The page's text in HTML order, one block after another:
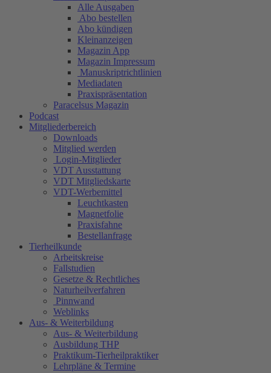
Alle Ausgaben
Abo bestellen
Abo kündigen
Kleinanzeigen
Magazin App
Magazin Impressum
Manuskriptrichtlinien
Mediadaten
Praxispräsentation
Paracelsus Magazin
Podcast
Mitgliederbereich
Downloads
Mitglied werden
Login-Mitglieder
VDT Ausstattung
VDT Mitgliedskarte
VDT-Werbemittel
Leuchtkasten
Magnetfolie
Praxisfahne
Bestellanfrage
Tierheilkunde
Arbeitskreise
Fallstudien
Gesetze & Rechtliches
Naturheilverfahren
Pinnwand
Weblinks
Aus- & Weiterbildung
Aus- & Weiterbildung
Ausbildung THP
Praktikum-Tierheilpraktiker
Lehrpläne & Termine